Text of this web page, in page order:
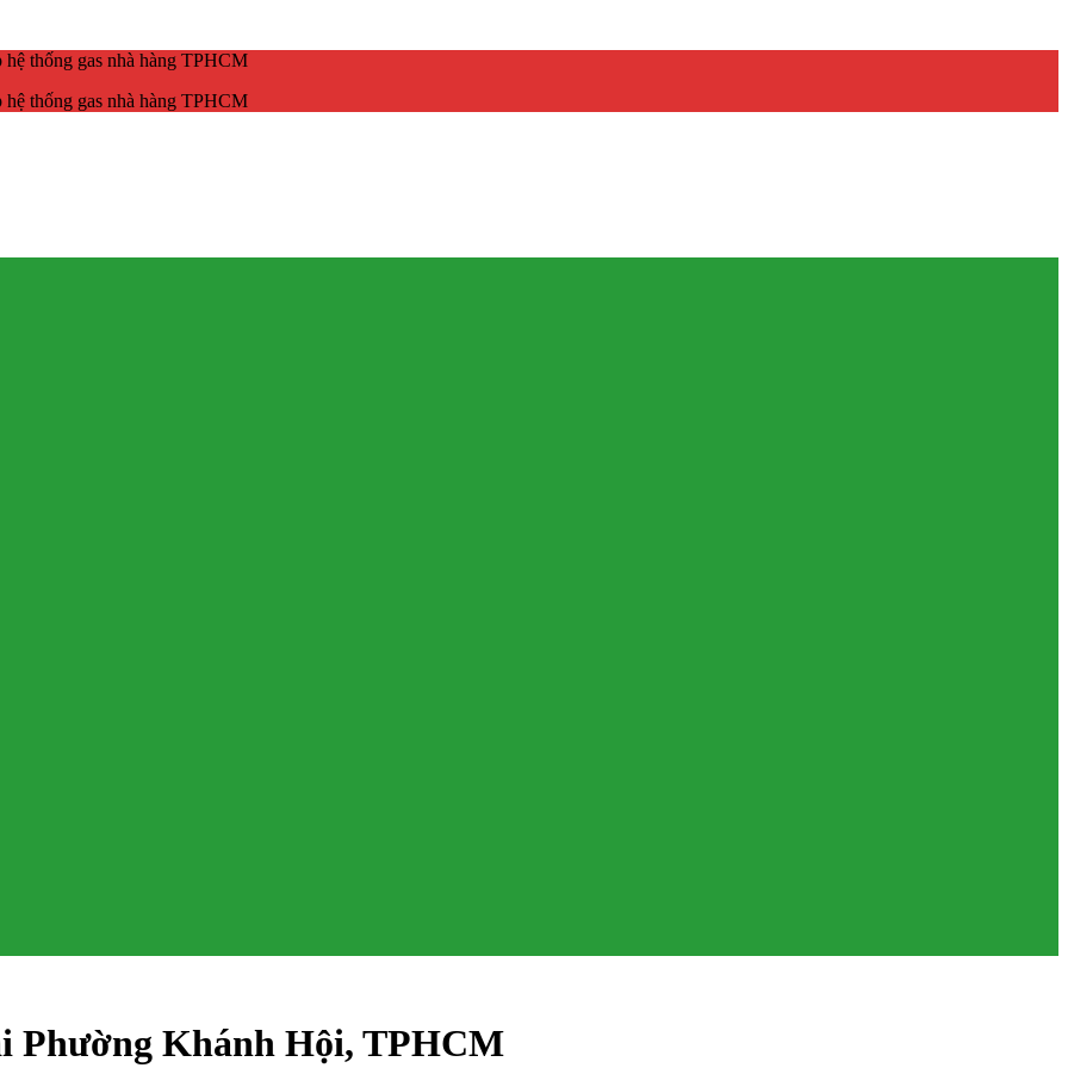
thống gas nhà hàng TPHCM
thống gas nhà hàng TPHCM
Phường Khánh Hội, TPHCM